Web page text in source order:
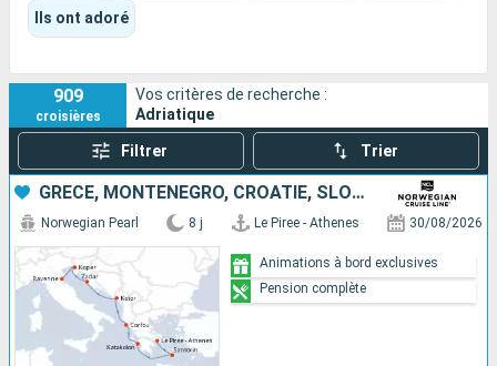
dalmate ou d’échappée plus intimiste entre petites villes, îles
et criques. Entre visites à pied, baignades, panoramas et
Ils ont adoré
909
croisières
Vos critères de recherche :
Adriatique
Filtrer Trier
GRÈCE, MONTÉNÉGRO, CROATIE, SLOVÉNIE, ITALIE
Norwegian Pearl 8 j Le Piree - Athenes 30/08/2026
Animations à bord exclusives
Pension complète